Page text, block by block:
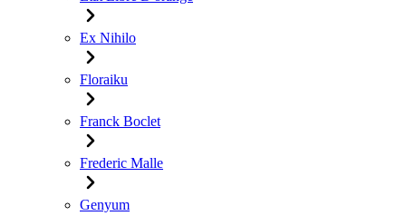
Ex Nihilo
Floraiku
Franck Boclet
Frederic Malle
Genyum